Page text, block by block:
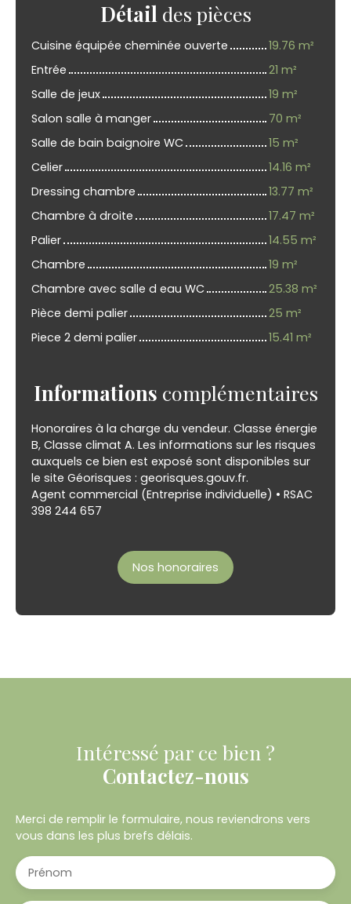
Détail des pièces
Cuisine équipée cheminée ouverte
19.76 m²
Entrée
21 m²
Salle de jeux
19 m²
Salon salle à manger
70 m²
Salle de bain baignoire WC
15 m²
Celier
14.16 m²
Dressing chambre
13.77 m²
Chambre à droite
17.47 m²
Palier
14.55 m²
Chambre
19 m²
Chambre avec salle d eau WC
25.38 m²
Pièce demi palier
25 m²
Piece 2 demi palier
15.41 m²
Informations complémentaires
Honoraires à la charge du vendeur. Classe énergie
B, Classe climat A. Les informations sur les risques
auxquels ce bien est exposé sont disponibles sur
le site Géorisques : georisques.gouv.fr.
Agent commercial (Entreprise individuelle) • RSAC
398 244 657
Nos honoraires
Intéressé par ce bien ?
Contactez-nous
Merci de remplir le formulaire, nous reviendrons vers
vous dans les plus brefs délais.
Prénom